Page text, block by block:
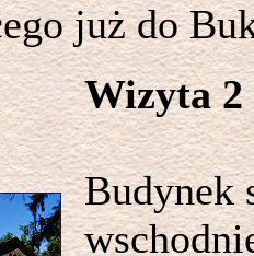
już do
Wizyta 2
Budynek